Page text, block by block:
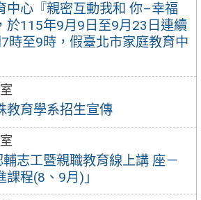
中心『親密互動我和 你–幸福
於115年9月9日至9月23日連續
時至9時，假臺北市家庭教育中
教育學系招生宣傳
輔志工暨親職教育線上講 座－
程(8、9月)」